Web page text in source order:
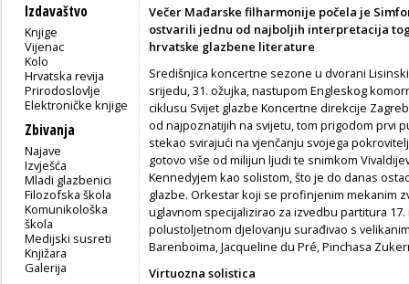
Izdavaštvo
Knjige
Vijenac
Kolo
Hrvatska revija
Prirodoslovlje
Elektroničke knjige
Zbivanja
Najave
Izvješća
Mladi glazbenici
Filozofska škola
Komunikološka
škola
Medijski susreti
Knjižara
Galerija
Večer Mađarske filharmonije počela je
ostvarili jednu od najboljih interpretacija
hrvatske glazbene literature
Središnjica koncertne sezone u dvorani
srijedu, 31. ožujka, nastupom Engleskog
ciklusu Svijet glazbe Koncertne direkcije
od najpoznatijih na svijetu, tom prigodom prvi
stekao svirajući na vjenčanju svojega
gotovo više od milijun ljudi te snimkom
Kennedyjem kao solistom, što je do danas
glazbe. Orkestar koji se profinjenim mekanim
uglavnom specijalizirao za izvedbu partitura
polustoljetnom djelovanju surađivao s
Barenboima, Jacqueline du Pré, Pinchasa
Virtuozna solistica